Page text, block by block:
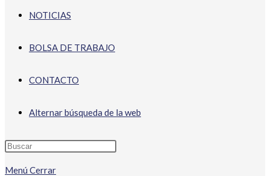
NOTICIAS
BOLSA DE TRABAJO
CONTACTO
Alternar búsqueda de la web
Menú Cerrar